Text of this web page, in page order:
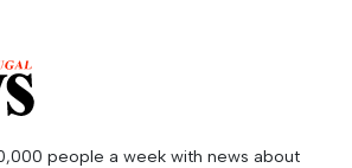
people a week with news about